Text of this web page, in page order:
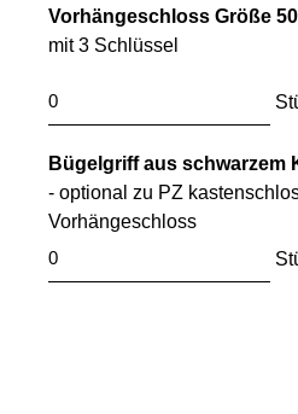
Vorhängeschloss Größe
mit 3 Schlüssel
Bügelgriff aus schwarzem
- optional zu PZ
Vorhängeschloss